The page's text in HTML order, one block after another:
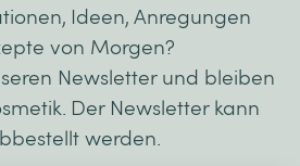
Ideen, Anregungen
von Morgen?
Newsletter und bleiben
Der Newsletter kann
werden.